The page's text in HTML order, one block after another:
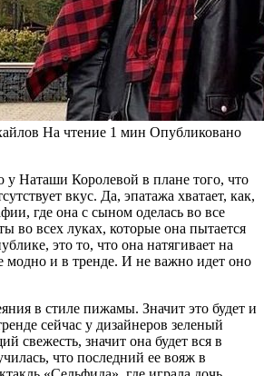
На чтение 1 мин Опубликовано
у Наташи Королевой в плане того, что
вкус. Да, эпатажа хватает, как,
где она с сыном оделась во все
во всех луках, которые она пытается
это то, что она натягивает на
модно и в тренде. И не важно идет оно
в стиле пижамы. Значит это будет и
сейчас у дизайнеров зеленый
свежесть, значит она будет вся в
что последний ее вояж в